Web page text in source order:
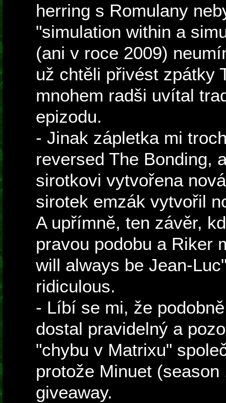
herring s Romulany
"simulation within a
(ani v roce 2009)
už chtěli přivést zpátky
mnohem radši uvítal
epizodu.
- Jinak zápletka mi
reversed The Bonding,
sirotkovi vytvořena
sirotek emzák vytvořil
A upřímně, ten závěr,
pravou podobu a Riker
will always be Jean-
ridiculous.
- Líbí se mi, že
dostal pravidelný a
"chybu v Matrixu"
protože Minuet
giveaway.